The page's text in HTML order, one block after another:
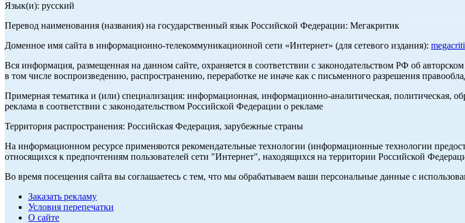
Язык(и): русский
Перевод наименования (названия) на государственный язык Российской Федерации: Мегакритик
Доменное имя сайта в информационно-телекоммуникационной сети «Интернет» (для сетевого издания):
Вся информация, размещенная на данном сайте, охраняется в соответствии с законодательством РФ об
в том числе воспроизведению, распространению, переработке не иначе как с письменного разрешения
Примерная тематика и (или) специализация: информационная, информационно-аналитическая, политическая,
реклама в соответствии с законодательством Российской Федерации о рекламе
Территория распространения: Российская Федерация, зарубежные страны
На информационном ресурсе применяются рекомендательные технологии (информационные технологии
относящихся к предпочтениям пользователей сети "Интернет", находящихся на территории Российской
Во время посещения сайта вы соглашаетесь с тем, что мы обрабатываем ваши персональные данные с
Заказать рекламу
Условия перепечатки
О сайте